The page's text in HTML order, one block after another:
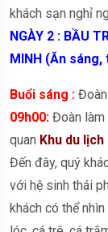
khách sạn nghỉ
NGÀY 2 : BẦU
MINH (Ăn
Buổi sáng :
09h00: Đoàn làm
quan Khu du
Đến đây, quý
với hệ sinh thái
khách có thể